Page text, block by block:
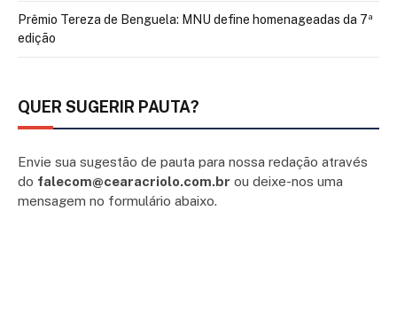
Prêmio Tereza de Benguela: MNU define homenageadas da 7ª
edição
QUER SUGERIR PAUTA?
Envie sua sugestão de pauta para nossa redação através
do falecom@cearacriolo.com.br ou deixe-nos uma
mensagem no formulário abaixo.